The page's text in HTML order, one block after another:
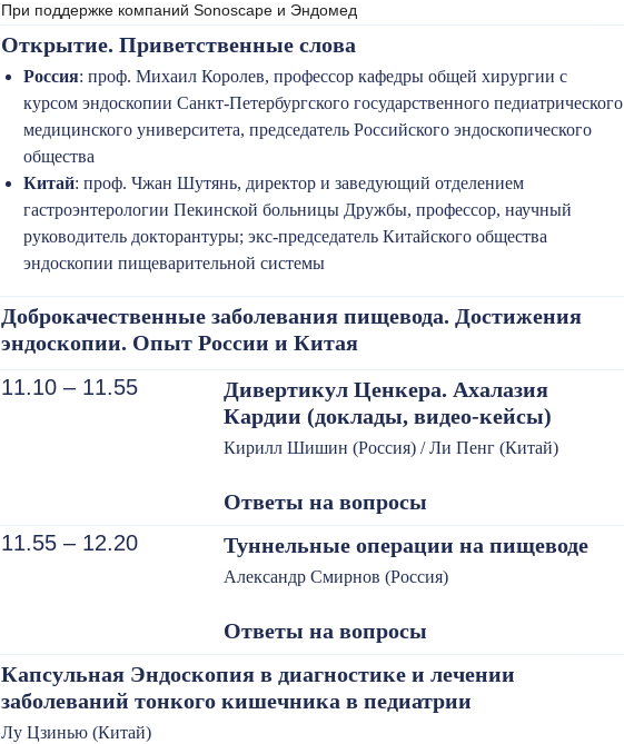
При поддержке компаний Sonoscape и Эндомед
Открытие. Приветственные слова
Россия: проф. Михаил Королев, профессор кафедры общей хирургии с
курсом эндоскопии Санкт-Петербургского государственного педиатрического
медицинского университета, председатель Российского эндоскопического
общества
Китай: проф. Чжан Шутянь, директор и заведующий отделением
гастроэнтерологии Пекинской больницы Дружбы, профессор, научный
руководитель докторантуры; экс-председатель Китайского общества
эндоскопии пищеварительной системы
Доброкачественные заболевания пищевода. Достижения
эндоскопии. Опыт России и Китая
11.10 – 11.55
Дивертикул Ценкера. Ахалазия
Кардии (доклады, видео-кейсы)
Кирилл Шишин (Россия) / Ли Пенг (Китай)
Ответы на вопросы
11.55 – 12.20
Туннельные операции на пищеводе
Александр Смирнов (Россия)
Ответы на вопросы
Капсульная Эндоскопия в диагностике и лечении
заболеваний тонкого кишечника в педиатрии
Лу Цзинью (Китай)